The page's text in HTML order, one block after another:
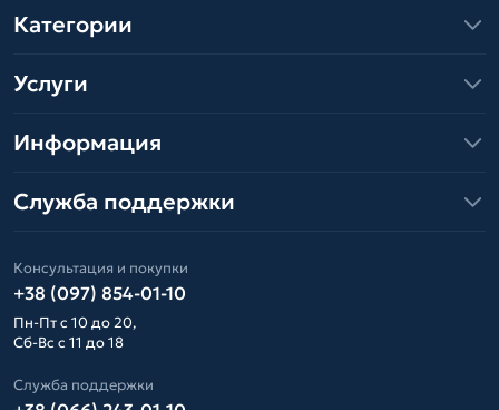
Категории
Услуги
Информация
Служба поддержки
Консультация и покупки
+38 (097) 854-01-10
Пн-Пт с 10 до 20,
Сб-Вс с 11 до 18
Служба поддержки